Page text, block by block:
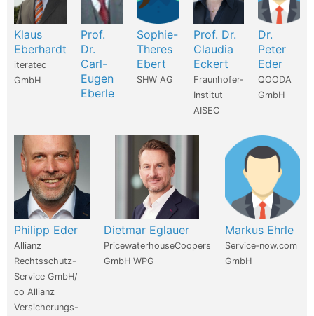
Klaus
Eberhardt
iteratec
GmbH
Prof.
Dr.
Carl-
Eugen
Eberle
Sophie-
Theres
Ebert
SHW AG
Prof. Dr.
Claudia
Eckert
Fraunhofer-
Institut
AISEC
Dr.
Peter
Eder
QOODA
GmbH
Philipp Eder
Allianz
Rechtsschutz-
Service GmbH/
co Allianz
Versicherungs-
Dietmar Eglauer
PricewaterhouseCoopers
GmbH WPG
Markus Ehrle
Service‑now.com
GmbH